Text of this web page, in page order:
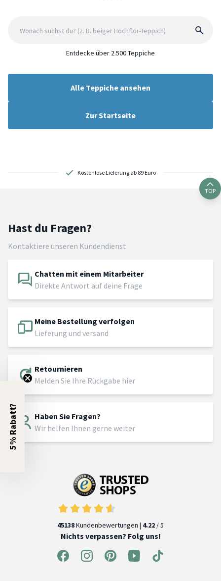
Entdecke über 2.500 Teppiche
Alle Teppiche ansehen
Zur Startseite
Kostenlose Lieferung ab 89 Euro
TOP
Hast du Fragen?
Kontaktiere unseren Kundendienst
Chatten mit einem Mitarbeiter
Direkte Antwort auf deine Frage
Meine Bestellung verfolgen
Lieferung und versand
Retournieren
Melden Sie Ihre Rückgabe hier
Haben Sie Fragen?
Wir helfen Ihnen gerne weiter
45138Kundenbewertungen | 4.22 / 5
Nichts verpassen? Folg uns!
5% Rabatt?